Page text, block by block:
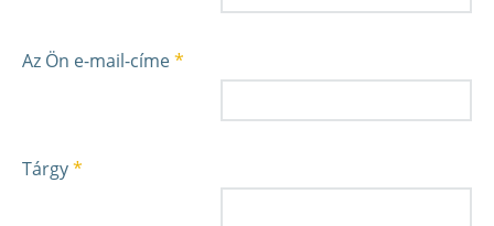
Az Ön e-mail-címe*
Tárgy*